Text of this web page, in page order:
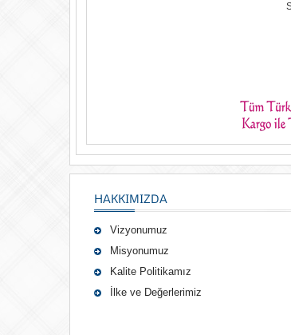
HAKKIMIZDA
Vizyonumuz
Misyonumuz
Kalite Politikamız
İlke ve Değerlerimiz